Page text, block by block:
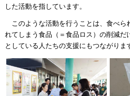
した活動を指しています。
このような活動を行うことは、食べら
れてしまう食品（＝食品ロス）の削減だ
としている人たちの支援にもつながりま